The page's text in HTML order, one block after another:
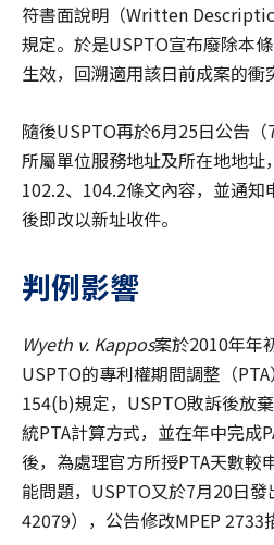
符書面說明（Written
規定。於是USPTO宣布廢除本
生效，回溯適用該日前成案的衝
隨後USPTO再於6月25日公告
所屬單位服務地址及所在地地址
102.2、104.2條文內容，並通知
後即改以新址收件。
判例影響
Wyeth v. Kappos案於2010年年
USPTO的專利權期間調整（
154(b)規定，USPTO敗訴後放
統PTA計算方式，並在年中完成
後，為處理官方所授PTA天數較
能問題，USPTO又於7月20日發
42079），公告修改MPEP 2733